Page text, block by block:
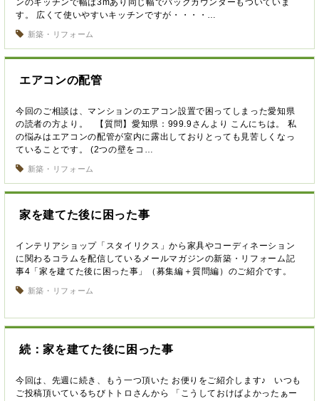
ンのキッチンで幅は3mあり同じ幅でバックカウンターもついていま
す。 広くて使いやすいキッチンですが・・・・…
新築・リフォーム
エアコンの配管
今回のご相談は、マンションのエアコン設置で困ってしまった愛知県
の読者の方より。 【質問】愛知県：999.9さんより こんにちは。 私
の悩みはエアコンの配管が室内に露出しておりとっても見苦しくなっ
ていることです。 (2つの壁をコ…
新築・リフォーム
家を建てた後に困った事
インテリアショップ「スタイリクス」から家具やコーディネーション
に関わるコラムを配信しているメールマガジンの新築・リフォーム記
事4「家を建てた後に困った事」（募集編＋質問編）のご紹介です。
新築・リフォーム
続：家を建てた後に困った事
今回は、先週に続き、もう一つ頂いた お便りをご紹介します♪ いつも
ご投稿頂いているちびトトロさんから 「こうしておけばよかったぁー